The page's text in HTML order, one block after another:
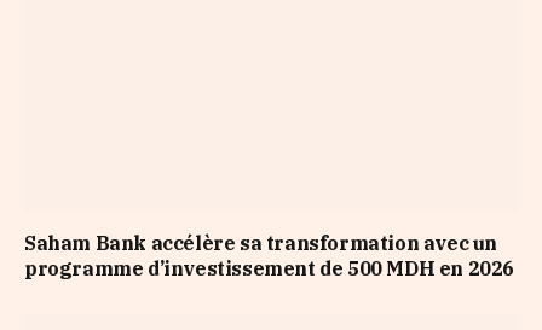
Saham Bank accélère sa transformation avec un
programme d’investissement de 500 MDH en 2026